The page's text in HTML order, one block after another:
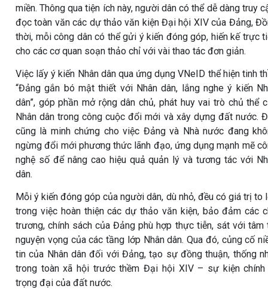
miền. Thông qua tiện ích này, người dân có thể dễ dàng truy
đọc toàn văn các dự thảo văn kiện Đại hội XIV của Đảng,
thời, mỗi công dân có thể gửi ý kiến đóng góp, hiến kế trực
cho các cơ quan soạn thảo chỉ với vài thao tác đơn giản.
Việc lấy ý kiến Nhân dân qua ứng dụng VNeID thể hiện tinh
“Đảng gắn bó mật thiết với Nhân dân, lắng nghe ý kiến
dân”, góp phần mở rộng dân chủ, phát huy vai trò chủ thể
Nhân dân trong công cuộc đổi mới và xây dựng đất nước.
cũng là minh chứng cho việc Đảng và Nhà nước đang
ngừng đổi mới phương thức lãnh đạo, ứng dụng mạnh mẽ
nghệ số để nâng cao hiệu quả quản lý và tương tác với
dân.
Mỗi ý kiến đóng góp của người dân, dù nhỏ, đều có giá trị to
trong việc hoàn thiện các dự thảo văn kiện, bảo đảm các
trương, chính sách của Đảng phù hợp thực tiễn, sát với tâm
nguyện vọng của các tầng lớp Nhân dân. Qua đó, củng cố
tin của Nhân dân đối với Đảng, tạo sự đồng thuận, thống
trong toàn xã hội trước thềm Đại hội XIV – sự kiện
trọng đại của đất nước.